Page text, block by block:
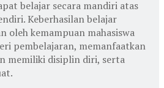
belajar secara mandiri atas
Keberhasilan belajar
oleh kemampuan mahasiswa
pembelajaran, memanfaatkan
memiliki disiplin diri, serta